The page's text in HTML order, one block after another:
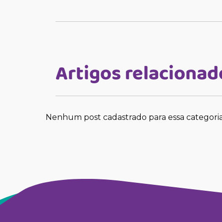
Artigos
Nenhum post cadastrado para essa